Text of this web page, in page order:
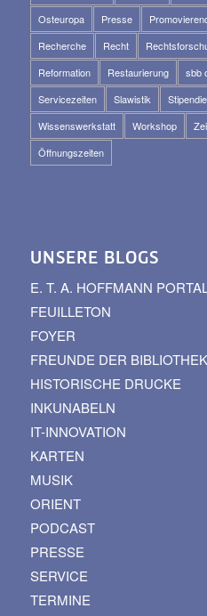
Osteuropa
Presse
Recherche
Recht
Reformation
Restaurierung sbb
Servicezeiten
Slawistik
Wissenswerkstatt
Workshop
Öffnungszeiten
UNSERE BLOGS
E. T. A. HOFFMANN
FEUILLETON
FOYER
FREUNDE DER BIBLIOTHEK
HISTORISCHE DRUCKE
INKUNABELN
IT-INNOVATION
KARTEN
MUSIK
ORIENT
PODCAST
PRESSE
SERVICE
TERMINE